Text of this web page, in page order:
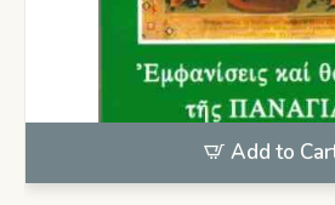
Add to